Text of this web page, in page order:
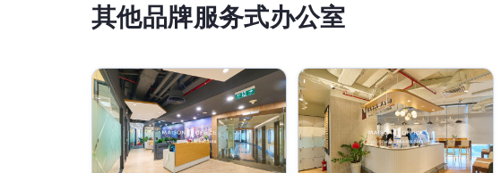
其他品牌服务式办公室